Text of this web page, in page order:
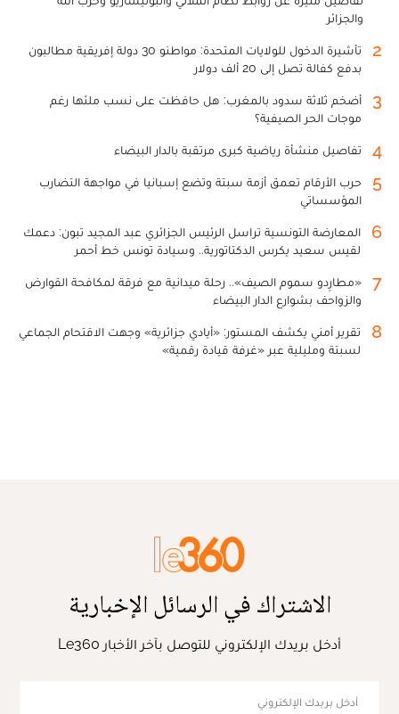
والجزائر
2
تأشيرة الدخول للولايات المتحدة: مواطنو 30 دولة إفريقية مطالبون
بدفع كفالة تصل إلى 20 ألف دولار
3
أضخم ثلاثة سدود بالمغرب: هل حافظت على نسب ملئها رغم
موجات الحر الصيفية؟
4 تفاصيل منشأة رياضية كبرى مرتقبة بالدار البيضاء
5
حرب الأرقام تعمق أزمة سبتة وتضع إسبانيا في مواجهة التضارب
المؤسساتي
6
المعارضة التونسية تراسل الرئيس الجزائري عبد المجيد تبون: دعمك
لقيس سعيد يكرس الدكتاتورية.. وسيادة تونس خط أحمر
7
«مطارِدو سموم الصيف».. رحلة ميدانية مع فرقة لمكافحة القوارض
والزواحف بشوارع الدار البيضاء
8
تقرير أمني يكشف المستور: «أيادي جزائرية» وجهت الاقتحام الجماعي
لسبتة ومليلية عبر «غرفة قيادة رقمية»
الاشتراك في الرسائل الإخبارية
أدخل بريدك الإلكتروني للتوصل بآخر الأخبار Le360